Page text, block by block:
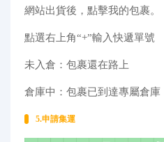
網站出貨後，點擊我的包裹。
點選右上角“+”輸入快遞單號
未入倉：包裹還在路上
倉庫中：包裹已到達專屬倉庫
5.申請集運